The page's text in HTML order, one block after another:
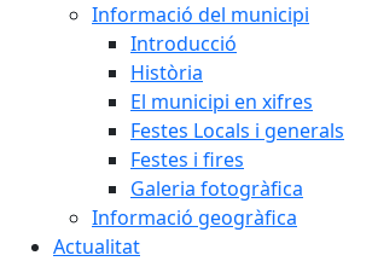
Informació del municipi
Introducció
Història
El municipi en xifres
Festes Locals i generals
Festes i fires
Galeria fotogràfica
Informació geogràfica
Actualitat